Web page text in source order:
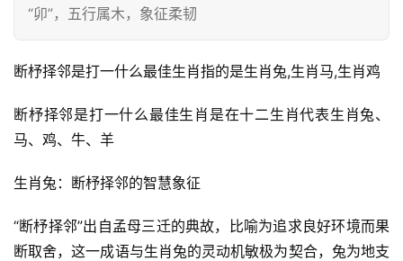
“卯”，五行属木，象征柔韧
断杼择邻是打一什么最佳生肖指的是生肖兔,生肖马,生肖鸡
断杼择邻是打一什么最佳生肖是在十二生肖代表生肖兔、
马、鸡、牛、羊
生肖兔：断杼择邻的智慧象征
“断杼择邻”出自孟母三迁的典故，比喻为追求良好环境而果
断取舍，这一成语与生肖兔的灵动机敏极为契合，兔为地支